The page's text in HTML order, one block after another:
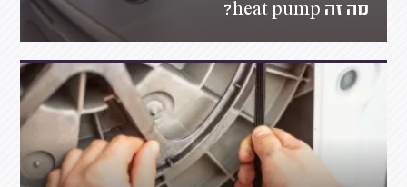
מה זה heat pump?